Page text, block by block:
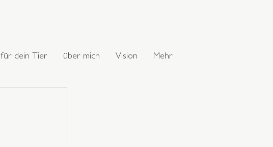
für dein Tier über mich Vision Mehr